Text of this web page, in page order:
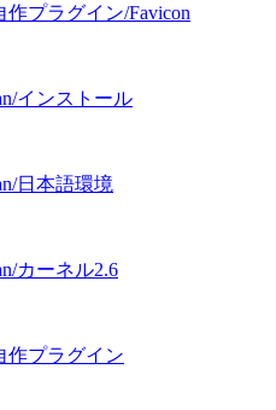
作プラグイン/Favicon
インストール
日本語環境
カーネル2.6
作プラグイン